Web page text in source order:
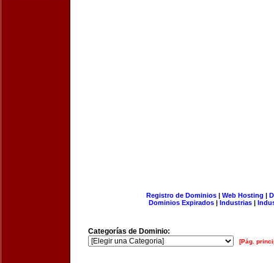
Registro de Dominios| Web Hosting |
Dominios Expirados | Industrias |
Categorías de Dominio:
[Pág.